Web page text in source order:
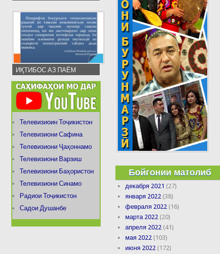
ИҚТИБОС АЗ ПАЁМ
Телевизиоин Тоҷикистон
Телевизиони Сафина
Телевизиони Ҷаҳоннамо
Телевизиони Варзиш
Телевизиони Баҳористон
Телевизиони Синамо
Радиои Тоҷикистон
Садои Душанбе
Бойгонии матолиб
декабря 2021 (27)
января 2022 (38)
февраля 2022 (16)
марта 2022 (20)
апреля 2022 (41)
мая 2022 (103)
июня 2022 (172)